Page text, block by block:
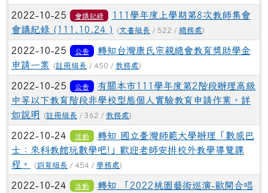
2022-10-25 會議記錄
111學年度上學期第8次教師集會
會議紀錄 (111.10.24 )
(文書組長 / 522 / 總務處)
2022-10-25 公告
轉知台灣康氏宗親總會教育獎助學金
申請一案
(註冊組長 / 450 / 教務處)
2022-10-25 公告
有關本市111學年度第2階段辦理高級
中等以下教育階段非學校型態個人實驗教育申請作業，詳
如說明
(註冊組長 / 362 / 教務處)
2022-10-24 活動
轉知 國立臺灣師範大學辦理「數感巴
士：來科教館玩數學吧!」歡迎老師安排校外教學導覽課
程。
(訓育組長 / 454 / 學務處)
2022-10-24 活動
轉知 「2022桃園藝術巡演-歐開合唱